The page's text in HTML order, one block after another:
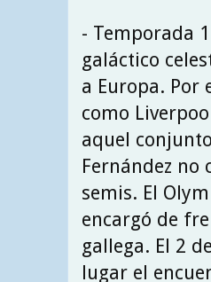
- Temporada
galáctico
a Europa. Por
como
aquel
Fernández no
semis. El
encargó de
gallega. El 2
lugar el